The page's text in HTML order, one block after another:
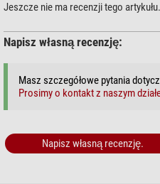
Jeszcze nie ma recenzji tego artykułu.
Napisz własną recenzję:
Masz szczegółowe pytania
Prosimy o kontakt z naszym
Napisz własną recenzję.